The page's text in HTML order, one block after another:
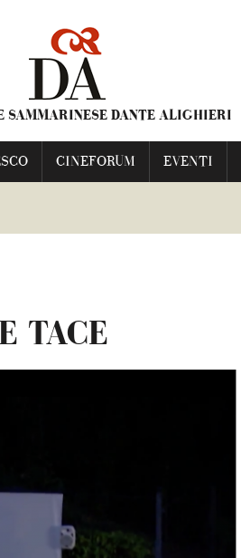
SAMMARINESE DANTE ALIGHIERI
CINEFORUM EVENTI
DIVINA – MESE DANTESCO 2025 RSM
TACE